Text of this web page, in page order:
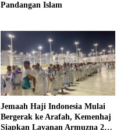
Pandangan Islam
Jemaah Haji Indonesia Mulai
Bergerak ke Arafah, Kemenhaj
Siapkan Layanan Armuzna 24